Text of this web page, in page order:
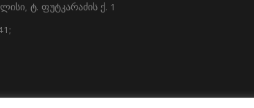
ტ. ფუტკარაძის ქ. 1